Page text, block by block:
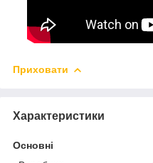
Приховати
Характеристики
Основні